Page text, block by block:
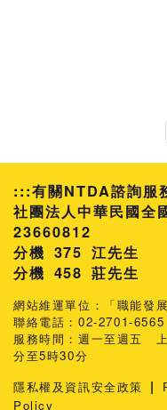
:::有關NTDA諮詢服
社團法人中華民國全
23660812
分機 375 江先生
458 莊先生
網站維運單位：「職能發
聯絡電話：02-2701-
服務時間：週一至週五
分至5時30分
隱私權及資訊安全政策 |
Policy